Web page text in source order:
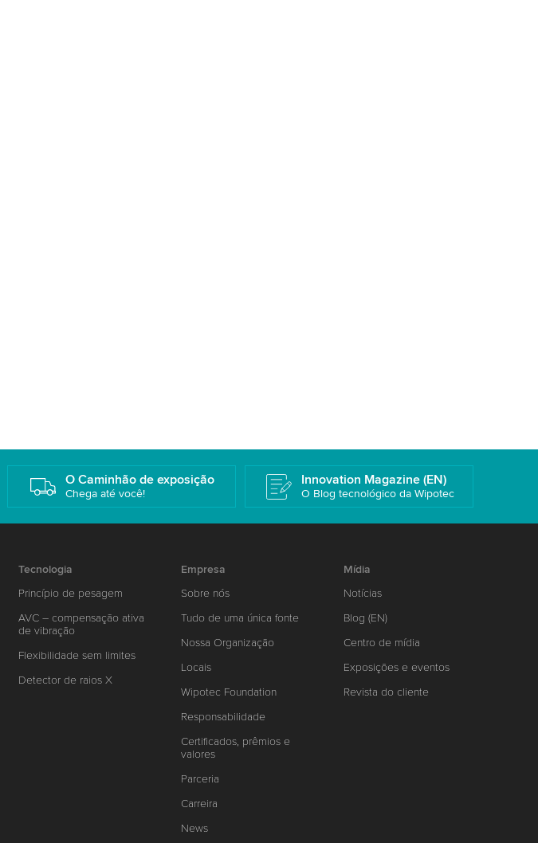
O Caminhão de exposição
Chega até você!
Innovation Magazine (EN)
O Blog tecnológico da Wipotec
Tecnologia
Princípio de pesagem
AVC – compensação ativa
de vibração
Flexibilidade sem limites
Detector de raios X
Empresa
Sobre nós
Tudo de uma única fonte
Nossa Organização
Locais
Wipotec Foundation
Responsabilidade
Certificados, prêmios e
valores
Parceria
Carreira
News
Mídia
Notícias
Blog (EN)
Centro de mídia
Exposições e eventos
Revista do cliente